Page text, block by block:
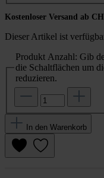
Kostenloser Versand ab
Dieser Artikel ist
Produkt Anzahl: Gib
die Schaltflächen um
reduzieren.
In den Warenkorb